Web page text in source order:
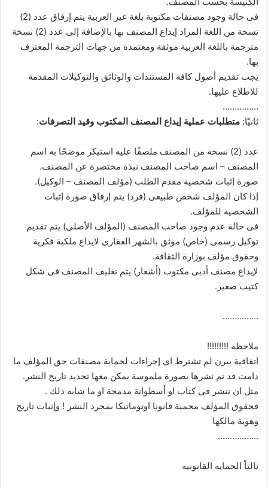
فى حالة وجود مصنفات مكتوبة بلغة غير العربية يتم إرفاق عدد (2)
نسخة من اللغة المراد إيداع المصنف بها بالإضافة إلى عدد (2) نسخة
مترجمة باللغة العربية موثقة ومعتمدة من جهات الترجمة المعترف
بها.
يجب تقديم أصول كافة المستندات والوثائق والتوكيلات المقدمة
للاطلاع عليها.
……………
ثانيًا: متطلبات عملية إيداع المصنف المكتوب وقيد التصرفات:
عدد (2) نسخة من المصنف ملصقًا عليه استيكر موضحًا به اسم
المصنف – اسم صاحب المصنف نبذة مختصرة عن المصنف.
صورة إثبات شخصية مقدم الطلب (مؤلف المصنف – الوكيل).
إذا كان المؤلف شخص طبيعى (فرد) يتم إرفاق صورة إثبات
الشخصية للمؤلف.
فى حالة عدم وجود صاحب المصنف (المؤلف الأصلى) يتم تقديم
توكيل رسمى (خاص) موثق بالشهر العقارى لايداع ملكية فكرية
وحقوق مؤلف بوزارة الثقافة.
لإيداع مصنف أدبى مكتوب (أشعار) يتم تغليف المصنف فى شكل
كتيب صغير.
……………
ملاحظه !!!!!!!!!
اتفاقية بيرن لم تشترط اى إجراءات لحماية مصنفات حق المؤلف ما
دامت قد تم نشرها بصورة ملموسة يمكن معها تحديد تاريخ النشر.
مثل ان تنشر فى كتاب او أسطوانة مدمجة او ما شابه ذلك .
فحقوق المؤلف محمية قانونا اوتوماتيكا بمجرد النشر ! وإثبات تاريخ
وهوية مالكها
……………..
ثالثاً الحمايه القانونيه